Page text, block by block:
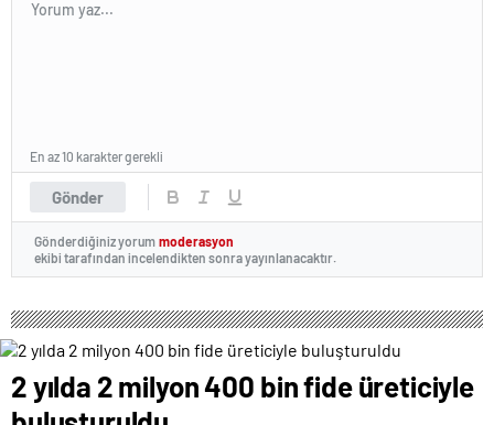
Gönder
En az 10 karakter gerekli
Gönderdiğiniz yorum moderasyon
ekibi tarafından incelendikten sonra yayınlanacaktır.
2 yılda 2 milyon 400 bin fide üreticiyle